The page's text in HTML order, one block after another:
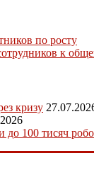
по росту
к
кризу
до 100 тисяч